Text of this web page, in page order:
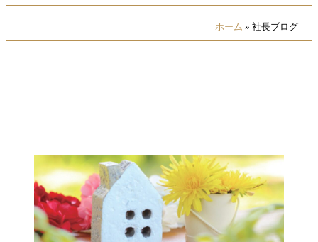
ホーム » 社長ブログ